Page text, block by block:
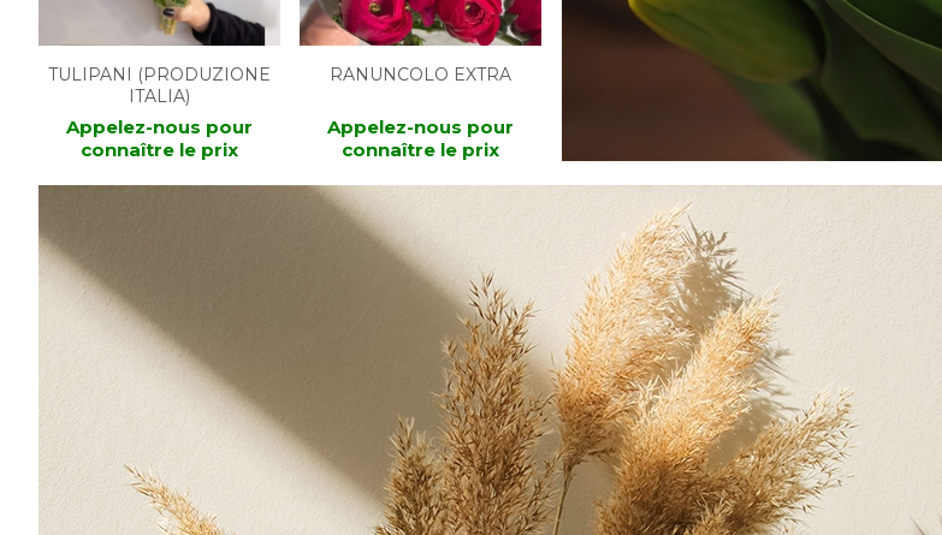
TULIPANI (PRODUZIONE
ITALIA)
Appelez-nous pour
connaître le prix
RANUNCOLO EXTRA
Appelez-nous pour
connaître le prix